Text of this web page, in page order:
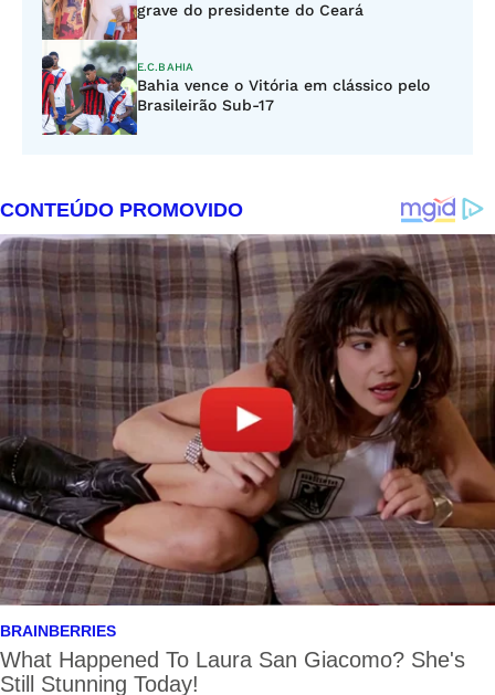
grave do presidente do Ceará
E.C.BAHIA
Bahia vence o Vitória em clássico pelo
Brasileirão Sub-17